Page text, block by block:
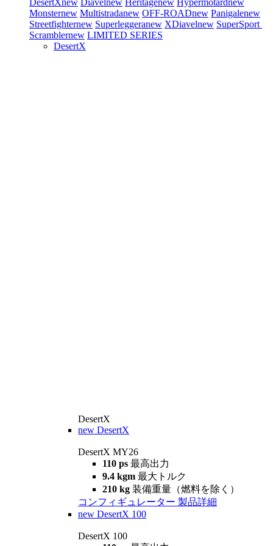
DesertXnew Diavelnew Heritagenew Hypermotardnew
Monsternew Multistradanew OFF-ROADnew Panigalenew
Streetfighternew Superleggeranew XDiavelnew SuperSport
Scramblernew LIMITED SERIES
DesertX
DesertX
new DesertX
DesertX MY26
110 ps 最高出力
9.4 kgm 最大トルク
210 kg 装備重量（燃料を除く）
コンフィギュレーター 製品詳細
new DesertX 100
DesertX 100